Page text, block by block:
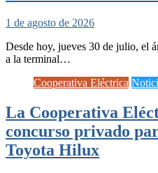
1 de agosto de 2026
Desde hoy, jueves 30 de julio, el
a la terminal…
Cooperativa Eléctrica
La Cooperativa
concurso privado
Toyota Hilux